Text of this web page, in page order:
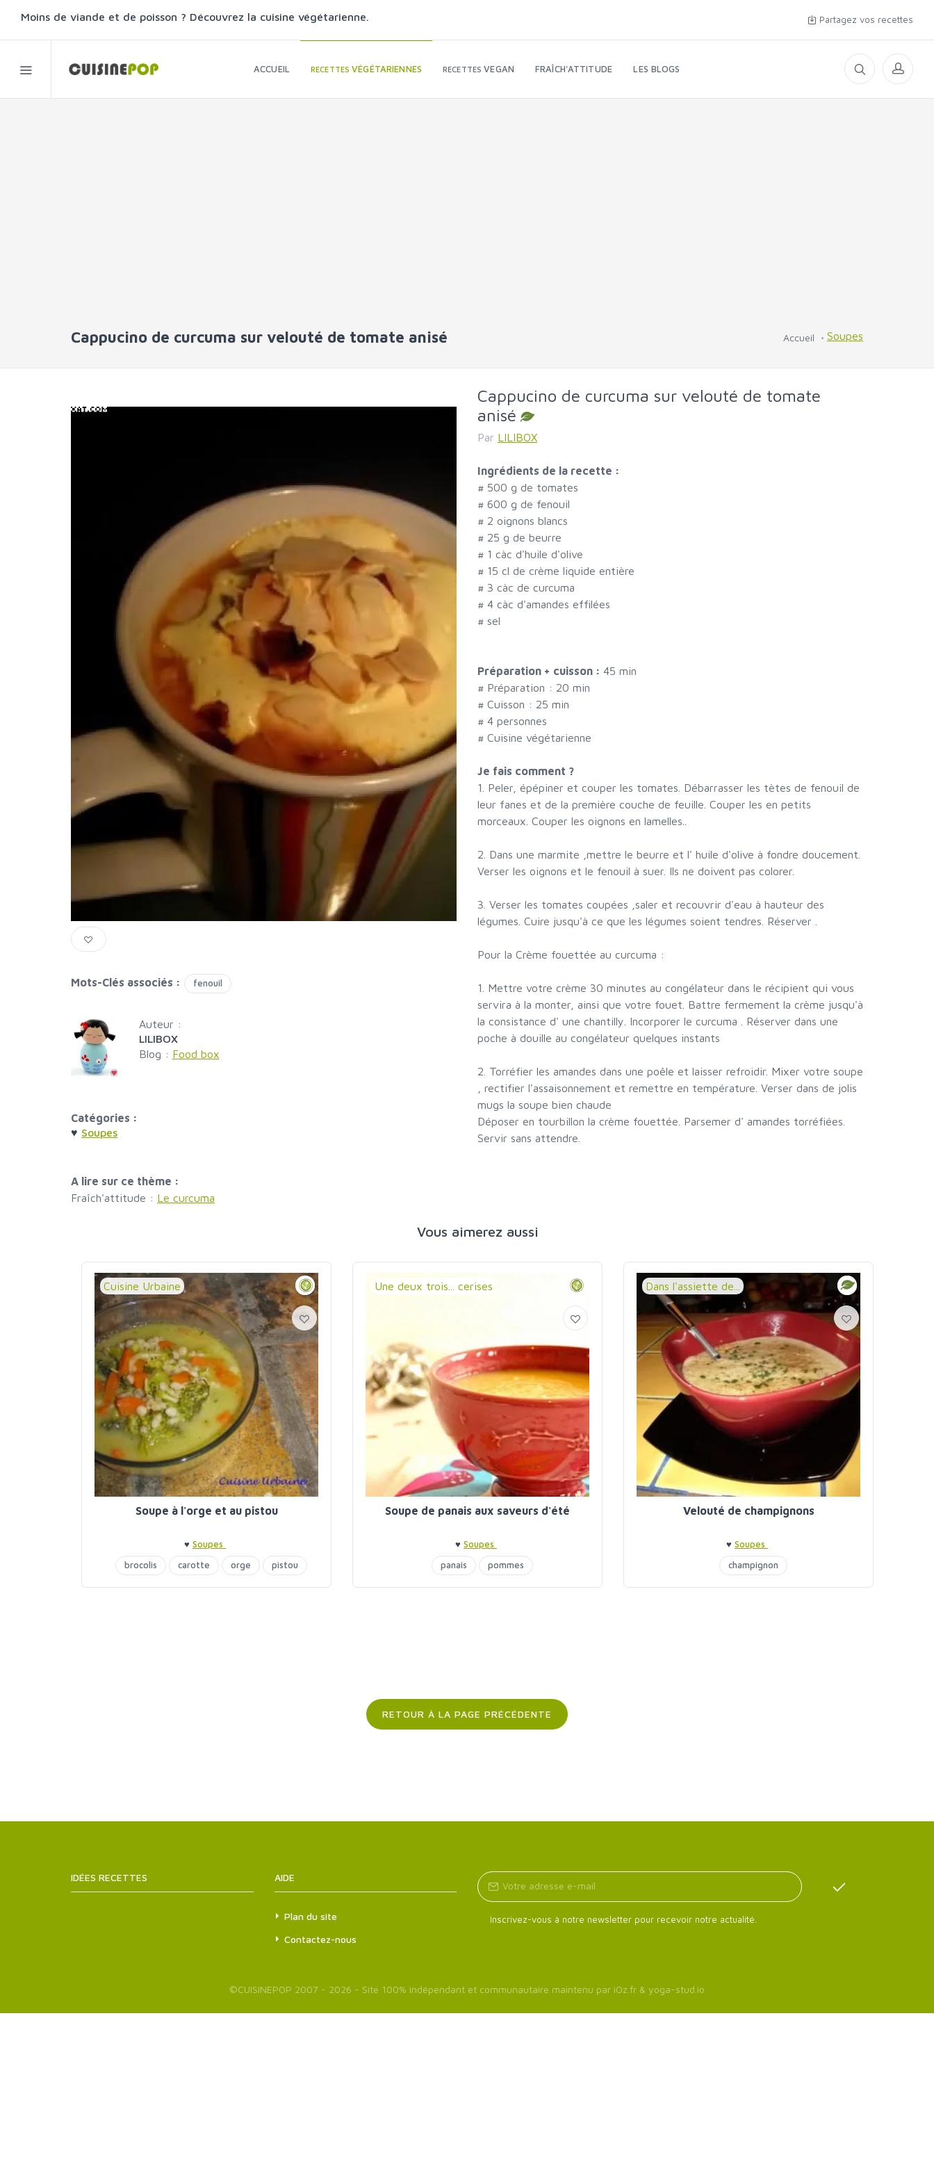
Moins de viande et de poisson ? Découvrez la cuisine végétarienne. Partagez vos recettes
ACCUEIL RECETTESVÉGÉTARIENNES RECETTESVEGAN FRAÎCH'ATTITUDE LES BLOGS
Cappucino de curcuma sur velouté de tomate anisé Accueil Soupes
Mots-Clés associés : fenouil
Auteur :
LILIBOX
Blog : Food box
Catégories :
♥ Soupes
A lire sur ce thème :
Fraîch'attitude : Le curcuma
Cappucino de curcuma sur velouté de tomate
anisé
Par LILIBOX
Ingrédients de la recette :
# 500 g de tomates
# 600 g de fenouil
# 2 oignons blancs
# 25 g de beurre
# 1 càc d'huile d'olive
# 15 cl de crème liquide entière
# 3 càc de curcuma
# 4 càc d'amandes effilées
# sel
Préparation + cuisson : 45 min
# Préparation : 20 min
# Cuisson : 25 min
# 4 personnes
# Cuisine végétarienne
Je fais comment ?
1. Peler, épépiner et couper les tomates. Débarrasser les tètes de fenouil de
leur fanes et de la première couche de feuille. Couper les en petits
morceaux. Couper les oignons en lamelles..
2. Dans une marmite ,mettre le beurre et l' huile d'olive à fondre doucement.
Verser les oignons et le fenouil à suer. Ils ne doivent pas colorer.
3. Verser les tomates coupées ,saler et recouvrir d'eau à hauteur des
légumes. Cuire jusqu'à ce que les légumes soient tendres. Réserver .
Pour la Crème fouettée au curcuma :
1. Mettre votre crème 30 minutes au congélateur dans le récipient qui vous
servira à la monter, ainsi que votre fouet. Battre fermement la crème jusqu'à
la consistance d' une chantilly. Incorporer le curcuma . Réserver dans une
poche à douille au congélateur quelques instants
2. Torréfier les amandes dans une poêle et laisser refroidir. Mixer votre soupe
, rectifier l'assaisonnement et remettre en température. Verser dans de jolis
mugs la soupe bien chaude
Déposer en tourbillon la crème fouettée. Parsemer d' amandes torréfiées.
Servir sans attendre.
Vous aimerez aussi
Cuisine Urbaine
Soupe à l'orge et au pistou
♥ Soupes
brocolis
carotte orge pistou
soupes
Une deux trois... cerises
Soupe de panais aux saveurs d'été
♥ Soupes
panais
pommes
Dans l'assiette de...
Velouté de champignons
♥ Soupes
champignon
RETOUR À LA PAGE PRÉCÉDENTE
IDÉES RECETTES AIDE
Plan du site
Contactez-nous
Inscrivez-vous à notre newsletter pour recevoir notre actualité.
©CUISINEPOP 2007 - 2026 - Site 100% indépendant et communautaire maintenu par iOz.fr & yoga-stud.io